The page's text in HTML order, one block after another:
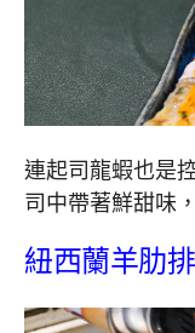
連起司龍蝦也是
司中帶著鮮甜味
紐西蘭羊肋排